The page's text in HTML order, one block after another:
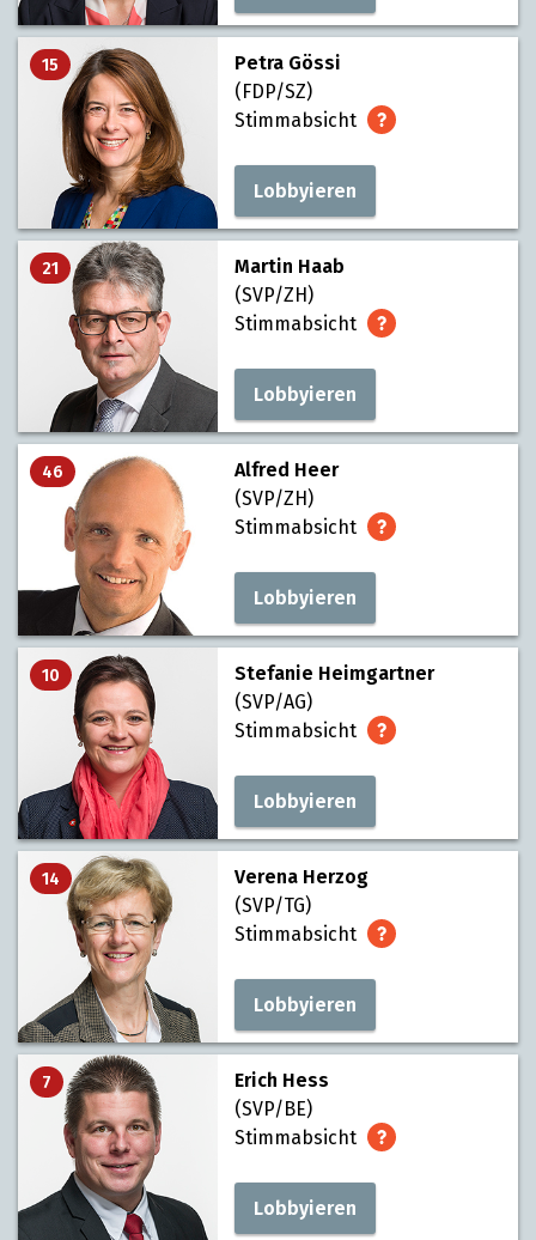
15
Petra Gössi
(FDP/SZ)
Stimmabsicht
Lobbyieren
21
Martin Haab
(SVP/ZH)
Stimmabsicht
Lobbyieren
46
Alfred Heer
(SVP/ZH)
Stimmabsicht
Lobbyieren
10
Stefanie Heimgartner
(SVP/AG)
Stimmabsicht
Lobbyieren
14
Verena Herzog
(SVP/TG)
Stimmabsicht
Lobbyieren
7
Erich Hess
(SVP/BE)
Stimmabsicht
Lobbyieren